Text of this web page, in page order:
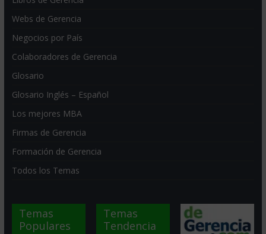
Webs de Gerencia
Negocios por País
Colaboradores de Gerencia
Glosario
Glosario Inglés – Español
Los mejores MBA
Firmas de Gerencia
Formación de Gerencia
Todos los Temas
Temas
Populares
Temas
Tendencia